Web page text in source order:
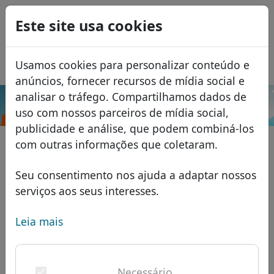
Este site usa cookies
Usamos cookies para personalizar conteúdo e
anúncios, fornecer recursos de mídia social e
analisar o tráfego. Compartilhamos dados de
uso com nossos parceiros de mídia social,
publicidade e análise, que podem combiná-los
com outras informações que coletaram.
Seu consentimento nos ajuda a adaptar nossos
serviços aos seus interesses.
Leia mais
Domínios
Banco de dados de domínios
domínios africanos
domínios asiáticos
domínios europeus
Lista de preços
Descontos
Transferir
Pesquisar
Serviços
FAQ
USD
EUR
GBP
Español
Français
Italiano
Română
Eesti
.mov Pesquisar